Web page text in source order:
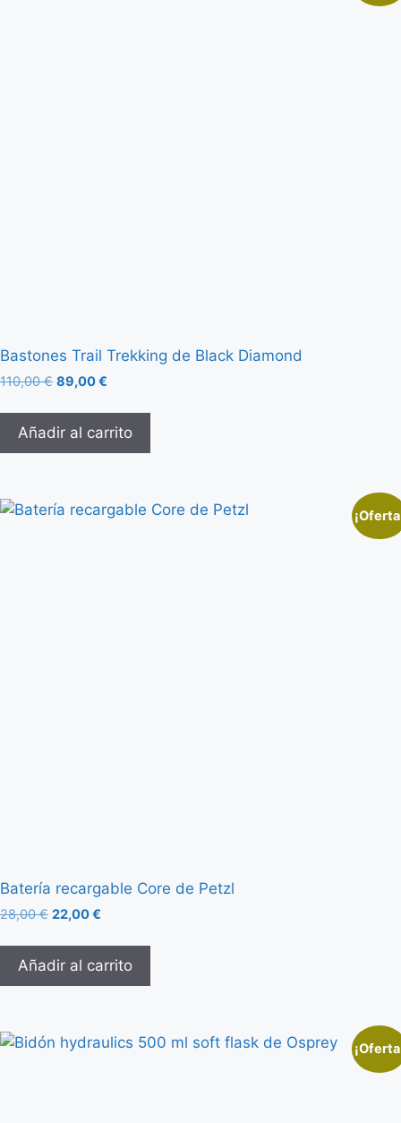
Bastones Trail Trekking de Black Diamond
110,00€ 89,00€
Añadir al carrito
Batería recargable Core de Petzl
28,00€ 22,00€
Añadir al carrito